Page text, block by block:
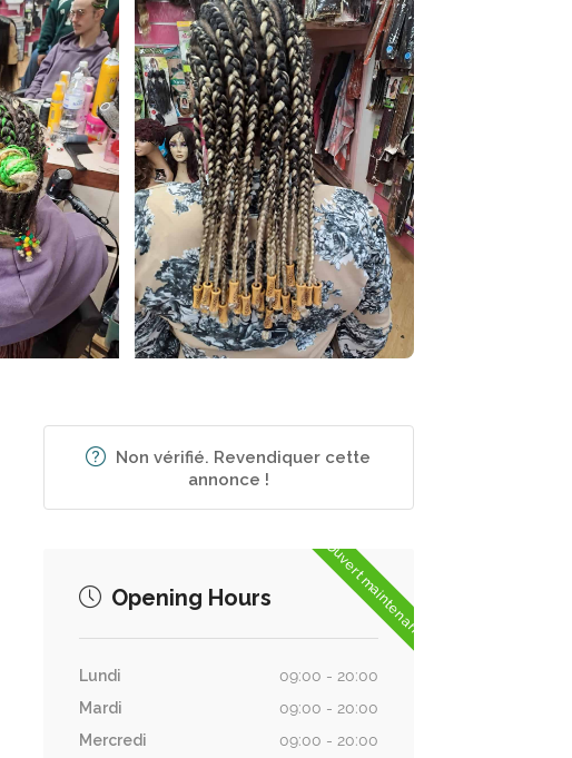
Non vérifié. Revendiquer cette
annonce !
Ouvert maintenant
Opening Hours
Lundi
09:00 - 20:00
Mardi
09:00 - 20:00
Mercredi
09:00 - 20:00